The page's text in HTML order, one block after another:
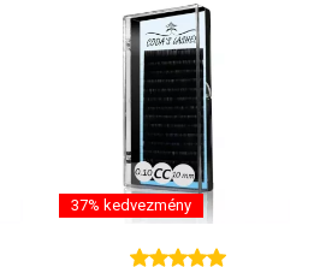
37% kedvezmény